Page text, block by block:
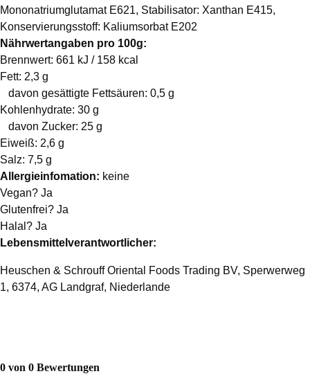
Mononatriumglutamat E621, Stabilisator: Xanthan E415,
Konservierungsstoff: Kaliumsorbat E202
Nährwertangaben pro 100g:
Brennwert: 661 kJ / 158 kcal
Fett: 2,3 g
davon gesättigte Fettsäuren: 0,5 g
Kohlenhydrate: 30 g
davon Zucker: 25 g
Eiweiß: 2,6 g
Salz: 7,5 g
Allergieinfomation: keine
Vegan? Ja
Glutenfrei? Ja
Halal? Ja
Lebensmittelverantwortlicher:
Heuschen & Schrouff Oriental Foods Trading BV, Sperwerweg
1, 6374, AG Landgraf, Niederlande
0 von 0 Bewertungen